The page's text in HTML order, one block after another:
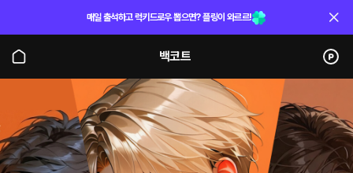
매일 출석하고 럭키드로우 뽑으면? 플링이 와르르!
백코트